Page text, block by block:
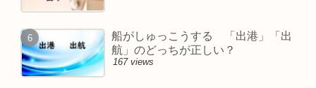
船がしゅっこうする 「出港」「出
航」のどっちが正しい？
167 views